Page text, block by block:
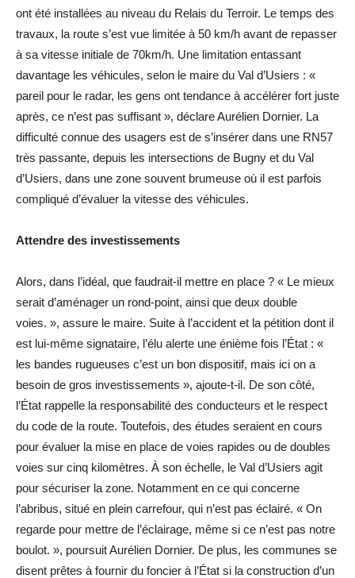
ont été installées au niveau du Relais du Terroir. Le temps des
travaux, la route s’est vue limitée à 50 km/h avant de repasser
à sa vitesse initiale de 70km/h. Une limitation entassant
davantage les véhicules, selon le maire du Val d’Usiers : «
pareil pour le radar, les gens ont tendance à accélérer fort juste
après, ce n’est pas suffisant », déclare Aurélien Dornier. La
difficulté connue des usagers est de s’insérer dans une RN57
très passante, depuis les intersections de Bugny et du Val
d’Usiers, dans une zone souvent brumeuse où il est parfois
compliqué d’évaluer la vitesse des véhicules.
Attendre des investissements
Alors, dans l’idéal, que faudrait-il mettre en place ? « Le mieux
serait d’aménager un rond-point, ainsi que deux double
voies. », assure le maire. Suite à l’accident et la pétition dont il
est lui-même signataire, l’élu alerte une énième fois l’État : «
les bandes rugueuses c’est un bon dispositif, mais ici on a
besoin de gros investissements », ajoute-t-il. De son côté,
l’État rappelle la responsabilité des conducteurs et le respect
du code de la route. Toutefois, des études seraient en cours
pour évaluer la mise en place de voies rapides ou de doubles
voies sur cinq kilomètres. À son échelle, le Val d’Usiers agit
pour sécuriser la zone. Notamment en ce qui concerne
l’abribus, situé en plein carrefour, qui n’est pas éclairé. « On
regarde pour mettre de l’éclairage, même si ce n’est pas notre
boulot. », poursuit Aurélien Dornier. De plus, les communes se
disent prêtes à fournir du foncier à l’État si la construction d’un